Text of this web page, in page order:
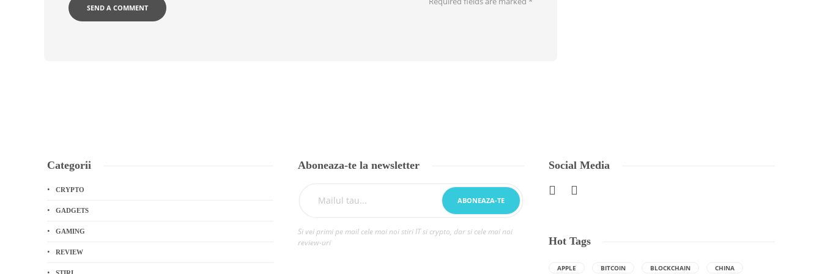
Categorii
CRYPTO
GADGETS
GAMING
REVIEW
Aboneaza-te la newsletter
Si vei primi pe mail cele mai noi stiri IT si crypto, dar si cele mai noi
review-uri
Social Media
Hot Tags
APPLE BITCOIN BLOCKCHAIN CHINA